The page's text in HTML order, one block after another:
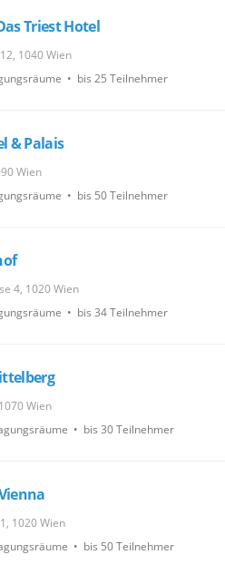
Triest Hotel
1040 Wien
• bis 25 Teilnehmer
& Palais
Wien
• bis 50 Teilnehmer
4, 1020 Wien
• bis 34 Teilnehmer
Wien
• bis 30 Teilnehmer
1020 Wien
• bis 50 Teilnehmer